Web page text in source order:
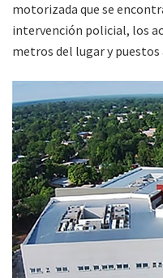
motorizada que se
intervención policial, los
metros del lugar y puestos